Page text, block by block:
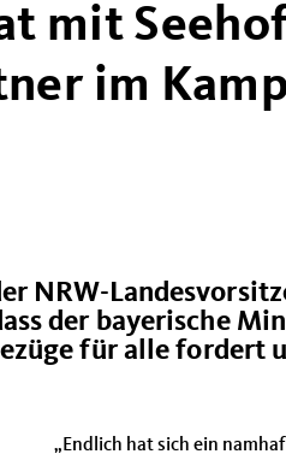
mit
im
NRW-
der bayerische
für alle fordert
Endlich hat sich ein